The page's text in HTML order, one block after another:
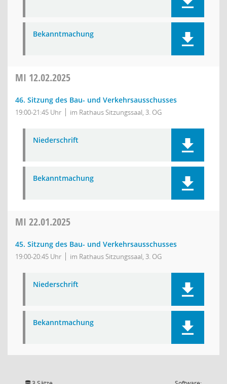
Bekanntmachung
MI 12.02.2025
46. Sitzung des Bau- und Verkehrsausschusses
19:00-21:45 Uhr im Rathaus Sitzungssaal, 3. OG
Niederschrift
Bekanntmachung
MI 22.01.2025
45. Sitzung des Bau- und Verkehrsausschusses
19:00-20:45 Uhr im Rathaus Sitzungssaal, 3. OG
Niederschrift
Bekanntmachung